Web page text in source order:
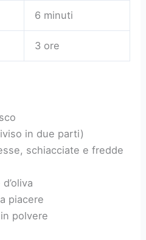
6 minuti
3 ore
in due parti)
schiacciate e fredde
piacere
polvere